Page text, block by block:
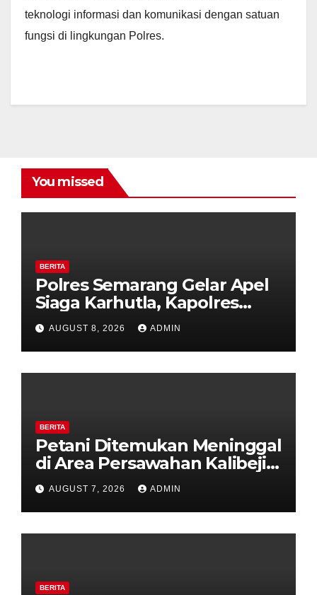
teknologi informasi dan komunikasi dengan satuan
fungsi di lingkungan Polres.
You missed
BERITA
Polres Semarang Gelar Apel
Siaga Karhutla, Kapolres
Tekankan Sinergi dan
Kesiapsiagaan Hadapi Musim
Kemarau.
AUGUST 8, 2026 ADMIN
BERITA
Petani Ditemukan Meninggal
di Area Persawahan Kalibeji,
Polisi Pastikan Tidak Ada
Tanda Kekerasan
AUGUST 7, 2026 ADMIN
BERITA